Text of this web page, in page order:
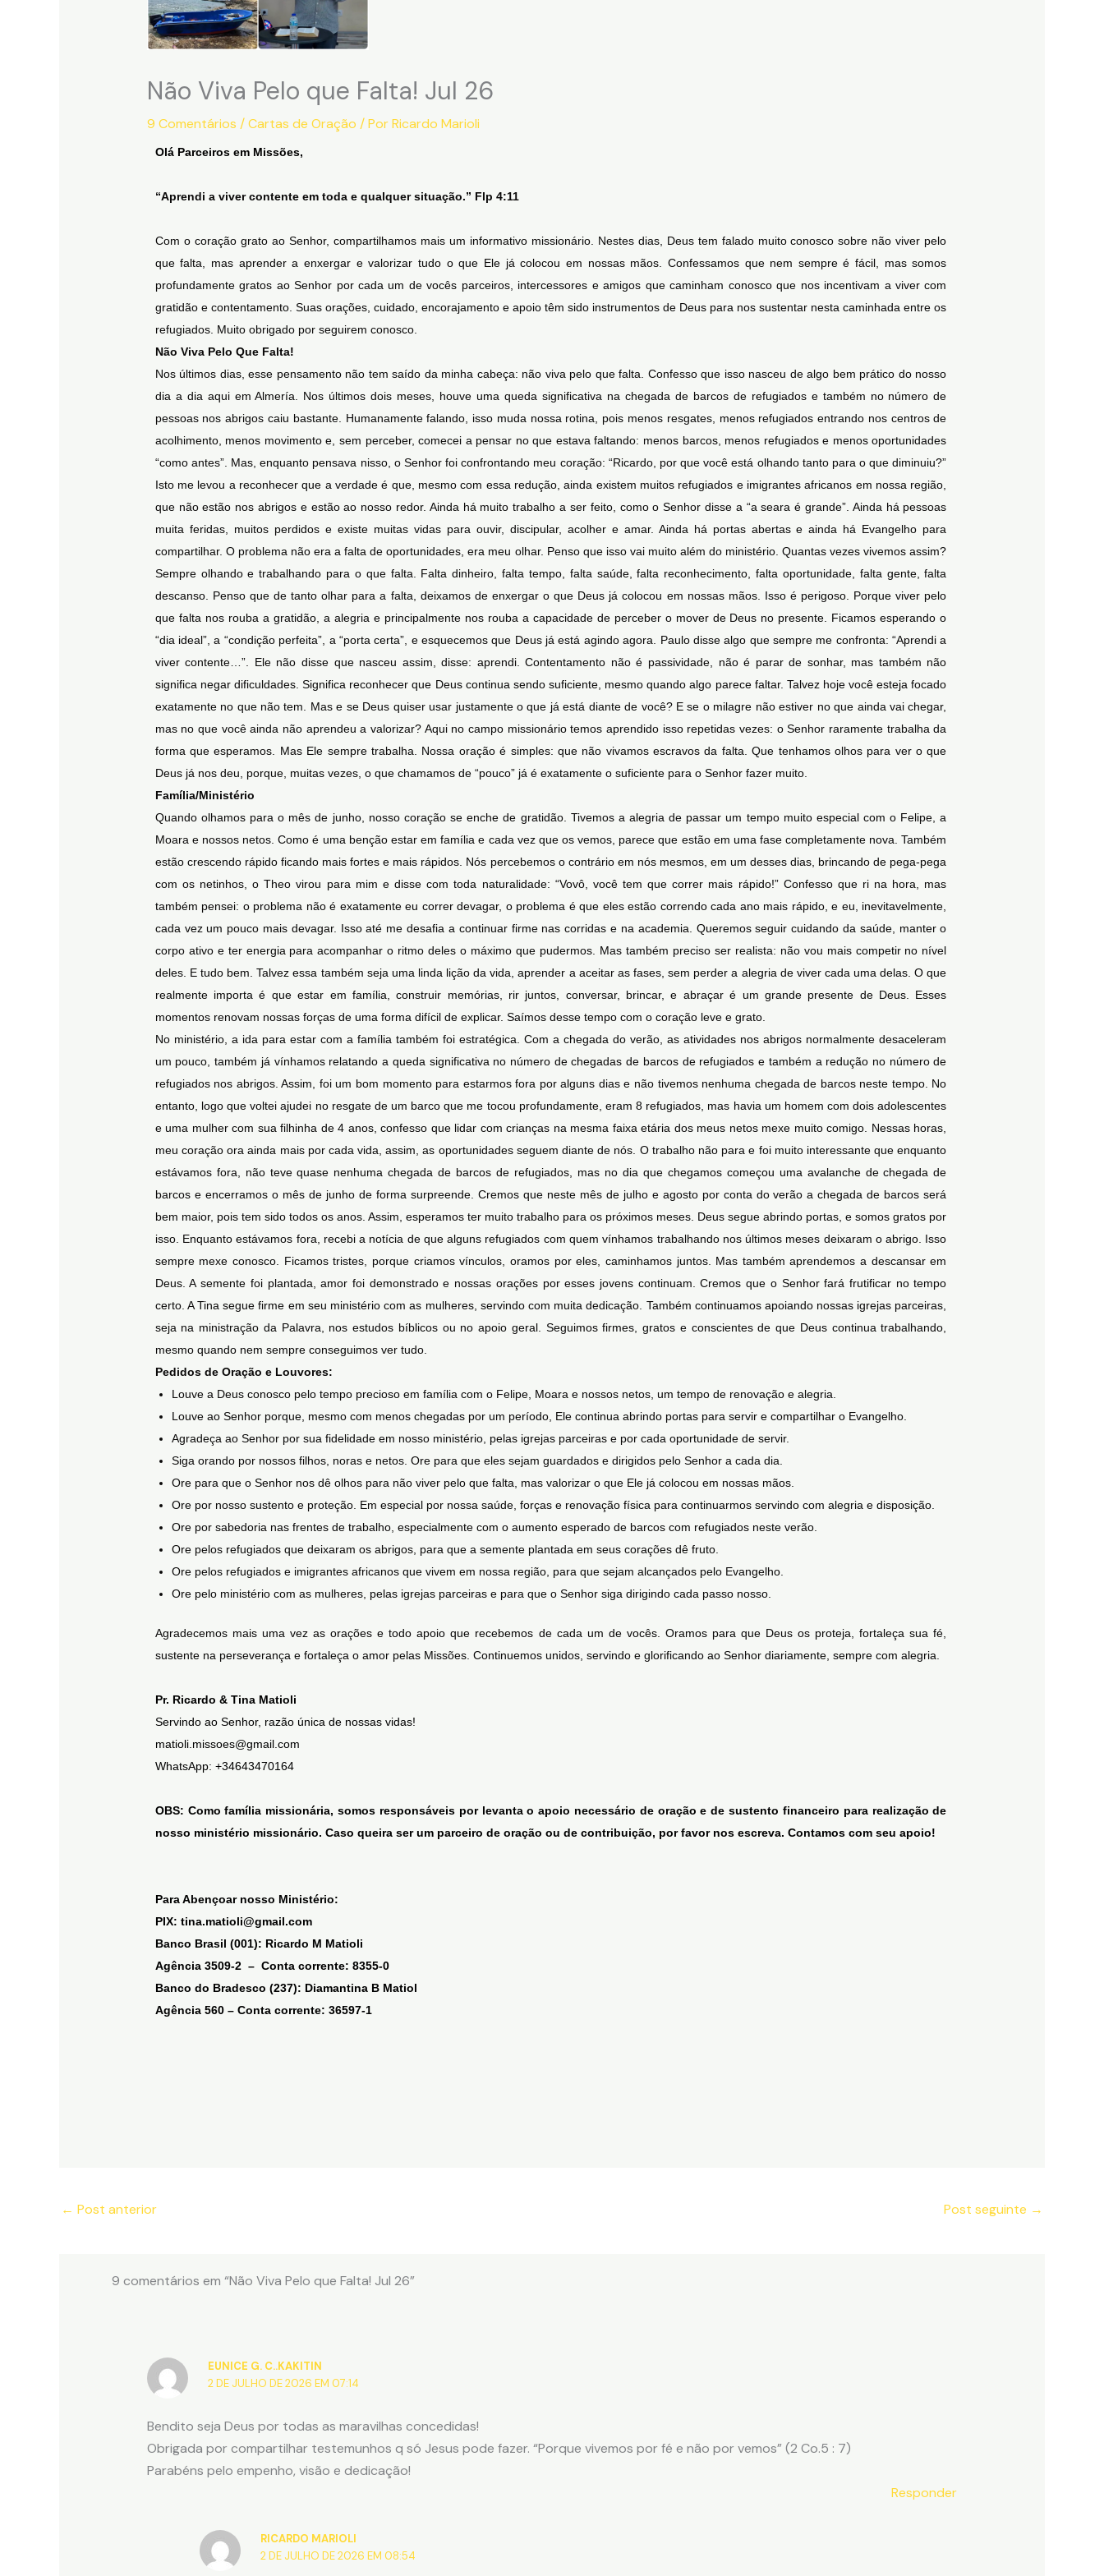
Não Viva Pelo que Falta! Jul 26
9 Comentários /Cartas de Oração / PorRicardo Marioli
Olá Parceiros em Missões,
“Aprendi a viver contente em toda e qualquer situação.” Flp 4:11
Com o coração grato ao Senhor, compartilhamos mais um informativo missionário. Nestes dias, Deus tem falado muito conosco sobre não viver pelo
que falta, mas aprender a enxergar e valorizar tudo o que Ele já colocou em nossas mãos. Confessamos que nem sempre é fácil, mas somos
profundamente gratos ao Senhor por cada um de vocês parceiros, intercessores e amigos que caminham conosco que nos incentivam a viver com
gratidão e contentamento. Suas orações, cuidado, encorajamento e apoio têm sido instrumentos de Deus para nos sustentar nesta caminhada entre os
refugiados. Muito obrigado por seguirem conosco.
Não Viva Pelo Que Falta!
Nos últimos dias, esse pensamento não tem saído da minha cabeça: não viva pelo que falta. Confesso que isso nasceu de algo bem prático do nosso
dia a dia aqui em Almería. Nos últimos dois meses, houve uma queda significativa na chegada de barcos de refugiados e também no número de
pessoas nos abrigos caiu bastante. Humanamente falando, isso muda nossa rotina, pois menos resgates, menos refugiados entrando nos centros de
acolhimento, menos movimento e, sem perceber, comecei a pensar no que estava faltando: menos barcos, menos refugiados e menos oportunidades
“como antes”. Mas, enquanto pensava nisso, o Senhor foi confrontando meu coração: “Ricardo, por que você está olhando tanto para o que diminuiu?”
Isto me levou a reconhecer que a verdade é que, mesmo com essa redução, ainda existem muitos refugiados e imigrantes africanos em nossa região,
que não estão nos abrigos e estão ao nosso redor. Ainda há muito trabalho a ser feito, como o Senhor disse a “a seara é grande”. Ainda há pessoas
muita feridas, muitos perdidos e existe muitas vidas para ouvir, discipular, acolher e amar. Ainda há portas abertas e ainda há Evangelho para
compartilhar. O problema não era a falta de oportunidades, era meu olhar. Penso que isso vai muito além do ministério. Quantas vezes vivemos assim?
Sempre olhando e trabalhando para o que falta. Falta dinheiro, falta tempo, falta saúde, falta reconhecimento, falta oportunidade, falta gente, falta
descanso. Penso que de tanto olhar para a falta, deixamos de enxergar o que Deus já colocou em nossas mãos. Isso é perigoso. Porque viver pelo
que falta nos rouba a gratidão, a alegria e principalmente nos rouba a capacidade de perceber o mover de Deus no presente. Ficamos esperando o
“dia ideal”, a “condição perfeita”, a “porta certa”, e esquecemos que Deus já está agindo agora. Paulo disse algo que sempre me confronta: “Aprendi a
viver contente…”. Ele não disse que nasceu assim, disse: aprendi. Contentamento não é passividade, não é parar de sonhar, mas também não
significa negar dificuldades. Significa reconhecer que Deus continua sendo suficiente, mesmo quando algo parece faltar. Talvez hoje você esteja focado
exatamente no que não tem. Mas e se Deus quiser usar justamente o que já está diante de você? E se o milagre não estiver no que ainda vai chegar,
mas no que você ainda não aprendeu a valorizar? Aqui no campo missionário temos aprendido isso repetidas vezes: o Senhor raramente trabalha da
forma que esperamos. Mas Ele sempre trabalha. Nossa oração é simples: que não vivamos escravos da falta. Que tenhamos olhos para ver o que
Deus já nos deu, porque, muitas vezes, o que chamamos de “pouco” já é exatamente o suficiente para o Senhor fazer muito.
Família/Ministério
Quando olhamos para o mês de junho, nosso coração se enche de gratidão. Tivemos a alegria de passar um tempo muito especial com o Felipe, a
Moara e nossos netos. Como é uma benção estar em família e cada vez que os vemos, parece que estão em uma fase completamente nova. Também
estão crescendo rápido ficando mais fortes e mais rápidos. Nós percebemos o contrário em nós mesmos, em um desses dias, brincando de pega-pega
com os netinhos, o Theo virou para mim e disse com toda naturalidade: “Vovô, você tem que correr mais rápido!” Confesso que ri na hora, mas
também pensei: o problema não é exatamente eu correr devagar, o problema é que eles estão correndo cada ano mais rápido, e eu, inevitavelmente,
cada vez um pouco mais devagar. Isso até me desafia a continuar firme nas corridas e na academia. Queremos seguir cuidando da saúde, manter o
corpo ativo e ter energia para acompanhar o ritmo deles o máximo que pudermos. Mas também preciso ser realista: não vou mais competir no nível
deles. E tudo bem. Talvez essa também seja uma linda lição da vida, aprender a aceitar as fases, sem perder a alegria de viver cada uma delas. O que
realmente importa é que estar em família, construir memórias, rir juntos, conversar, brincar, e abraçar é um grande presente de Deus. Esses
momentos renovam nossas forças de uma forma difícil de explicar. Saímos desse tempo com o coração leve e grato.
No ministério, a ida para estar com a família também foi estratégica. Com a chegada do verão, as atividades nos abrigos normalmente desaceleram
um pouco, também já vínhamos relatando a queda significativa no número de chegadas de barcos de refugiados e também a redução no número de
refugiados nos abrigos. Assim, foi um bom momento para estarmos fora por alguns dias e não tivemos nenhuma chegada de barcos neste tempo. No
entanto, logo que voltei ajudei no resgate de um barco que me tocou profundamente, eram 8 refugiados, mas havia um homem com dois adolescentes
e uma mulher com sua filhinha de 4 anos, confesso que lidar com crianças na mesma faixa etária dos meus netos mexe muito comigo. Nessas horas,
meu coração ora ainda mais por cada vida, assim, as oportunidades seguem diante de nós. O trabalho não para e foi muito interessante que enquanto
estávamos fora, não teve quase nenhuma chegada de barcos de refugiados, mas no dia que chegamos começou uma avalanche de chegada de
barcos e encerramos o mês de junho de forma surpreende. Cremos que neste mês de julho e agosto por conta do verão a chegada de barcos será
bem maior, pois tem sido todos os anos. Assim, esperamos ter muito trabalho para os próximos meses. Deus segue abrindo portas, e somos gratos por
isso. Enquanto estávamos fora, recebi a notícia de que alguns refugiados com quem vínhamos trabalhando nos últimos meses deixaram o abrigo. Isso
sempre mexe conosco. Ficamos tristes, porque criamos vínculos, oramos por eles, caminhamos juntos. Mas também aprendemos a descansar em
Deus. A semente foi plantada, amor foi demonstrado e nossas orações por esses jovens continuam. Cremos que o Senhor fará frutificar no tempo
certo. A Tina segue firme em seu ministério com as mulheres, servindo com muita dedicação. Também continuamos apoiando nossas igrejas parceiras,
seja na ministração da Palavra, nos estudos bíblicos ou no apoio geral. Seguimos firmes, gratos e conscientes de que Deus continua trabalhando,
mesmo quando nem sempre conseguimos ver tudo.
Pedidos de Oração e Louvores:
Louve a Deus conosco pelo tempo precioso em família com o Felipe, Moara e nossos netos, um tempo de renovação e alegria.
Louve ao Senhor porque, mesmo com menos chegadas por um período, Ele continua abrindo portas para servir e compartilhar o Evangelho.
Agradeça ao Senhor por sua fidelidade em nosso ministério, pelas igrejas parceiras e por cada oportunidade de servir.
Siga orando por nossos filhos, noras e netos. Ore para que eles sejam guardados e dirigidos pelo Senhor a cada dia.
Ore para que o Senhor nos dê olhos para não viver pelo que falta, mas valorizar o que Ele já colocou em nossas mãos.
Ore por nosso sustento e proteção. Em especial por nossa saúde, forças e renovação física para continuarmos servindo com alegria e disposição.
Ore por sabedoria nas frentes de trabalho, especialmente com o aumento esperado de barcos com refugiados neste verão.
Ore pelos refugiados que deixaram os abrigos, para que a semente plantada em seus corações dê fruto.
Ore pelos refugiados e imigrantes africanos que vivem em nossa região, para que sejam alcançados pelo Evangelho.
Ore pelo ministério com as mulheres, pelas igrejas parceiras e para que o Senhor siga dirigindo cada passo nosso.
Agradecemos mais uma vez as orações e todo apoio que recebemos de cada um de vocês. Oramos para que Deus os proteja, fortaleça sua fé,
sustente na perseverança e fortaleça o amor pelas Missões. Continuemos unidos, servindo e glorificando ao Senhor diariamente, sempre com alegria.
Pr. Ricardo & Tina Matioli
Servindo ao Senhor, razão única de nossas vidas!
matioli.missoes@gmail.com
WhatsApp: +34643470164
OBS: Como família missionária, somos responsáveis por levanta o apoio necessário de oração e de sustento financeiro para realização de
nosso ministério missionário. Caso queira ser um parceiro de oração ou de contribuição, por favor nos escreva. Contamos com seu apoio!
Para Abençoar nosso Ministério:
PIX: tina.matioli@gmail.com
Banco Brasil (001): Ricardo M Matioli
Agência 3509-2 – Conta corrente: 8355-0
Banco do Bradesco (237): Diamantina B Matiol
Agência 560 – Conta corrente: 36597-1
← Post anterior Post seguinte →
9 comentários em “Não Viva Pelo que Falta! Jul 26”
EUNICE G. C..KAKITIN
2 DE JULHO DE 2026 EM 07:14
Bendito seja Deus por todas as maravilhas concedidas!
Obrigada por compartilhar testemunhos q só Jesus pode fazer. “Porque vivemos por fé e não por vemos” (2 Co.5 : 7)
Parabéns pelo empenho, visão e dedicação!
Responder
RICARDO MARIOLI
2 DE JULHO DE 2026 EM 08:54